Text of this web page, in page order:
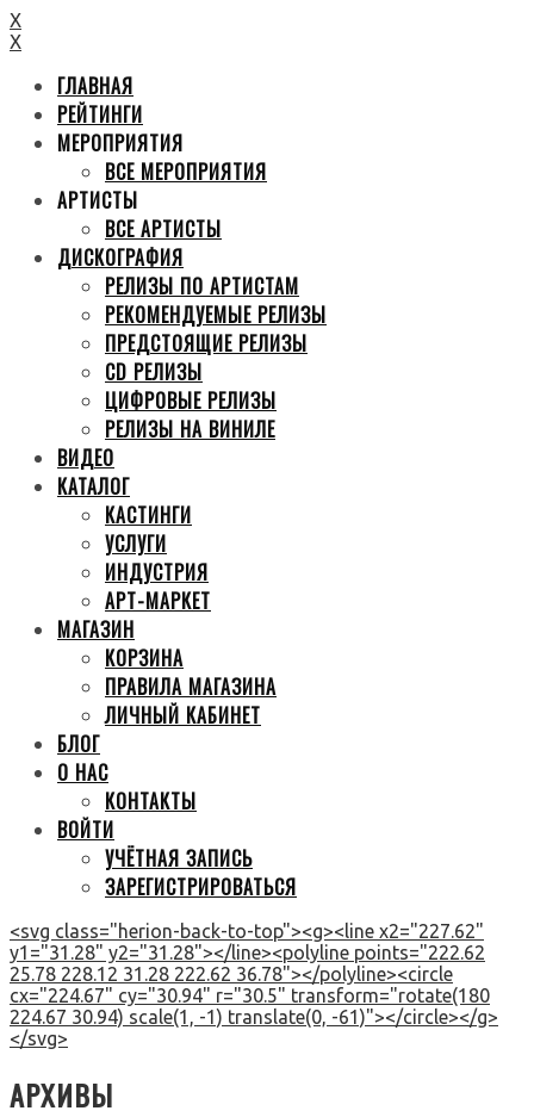
X
X
ГЛАВНАЯ
РЕЙТИНГИ
МЕРОПРИЯТИЯ
ВСЕ МЕРОПРИЯТИЯ
АРТИСТЫ
ВСЕ АРТИСТЫ
ДИСКОГРАФИЯ
РЕЛИЗЫ ПО АРТИСТАМ
РЕКОМЕНДУЕМЫЕ РЕЛИЗЫ
ПРЕДСТОЯЩИЕ РЕЛИЗЫ
CD РЕЛИЗЫ
ЦИФРОВЫЕ РЕЛИЗЫ
РЕЛИЗЫ НА ВИНИЛЕ
ВИДЕО
КАТАЛОГ
КАСТИНГИ
УСЛУГИ
ИНДУСТРИЯ
АРТ-МАРКЕТ
МАГАЗИН
КОРЗИНА
ПРАВИЛА МАГАЗИНА
ЛИЧНЫЙ КАБИНЕТ
БЛОГ
О НАС
КОНТАКТЫ
ВОЙТИ
УЧЁТНАЯ ЗАПИСЬ
ЗАРЕГИСТРИРОВАТЬСЯ
<svg class="herion-back-to-top"><g><line x2="227.62"
y1="31.28" y2="31.28"></line><polyline points="222.62
25.78 228.12 31.28 222.62 36.78"></polyline><circle
cx="224.67" cy="30.94" r="30.5" transform="rotate(180
224.67 30.94) scale(1, -1) translate(0, -61)"></circle></g>
</svg>
АРХИВЫ